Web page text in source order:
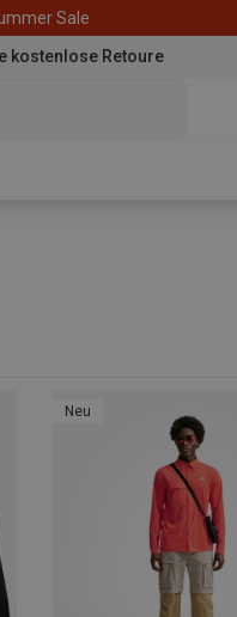
Sale
kostenlose Retoure
Neu